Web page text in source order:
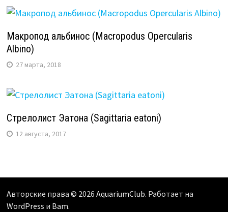
Макропод альбинос (Macropodus Opercularis
Albino)
27 марта, 2018
Стрелолист Эатона (Sagittaria eatoni)
12 августа, 2017
Авторские права © 2026 AquariumClub. Работает на
WordPress и Bam.